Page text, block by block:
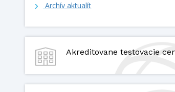
Archív aktualít
Akreditovane testovacie